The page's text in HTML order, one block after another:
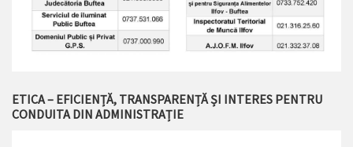
ETICA – EFICIENȚĂ, TRANSPARENȚĂ ȘI INTERES PENTRU
CONDUITA DIN ADMINISTRAȚIE